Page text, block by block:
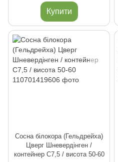
Купити
Сосна білокора (Гельдрейха)
Цверг Шневердінген /
контейнер C7,5 / висота 50-60